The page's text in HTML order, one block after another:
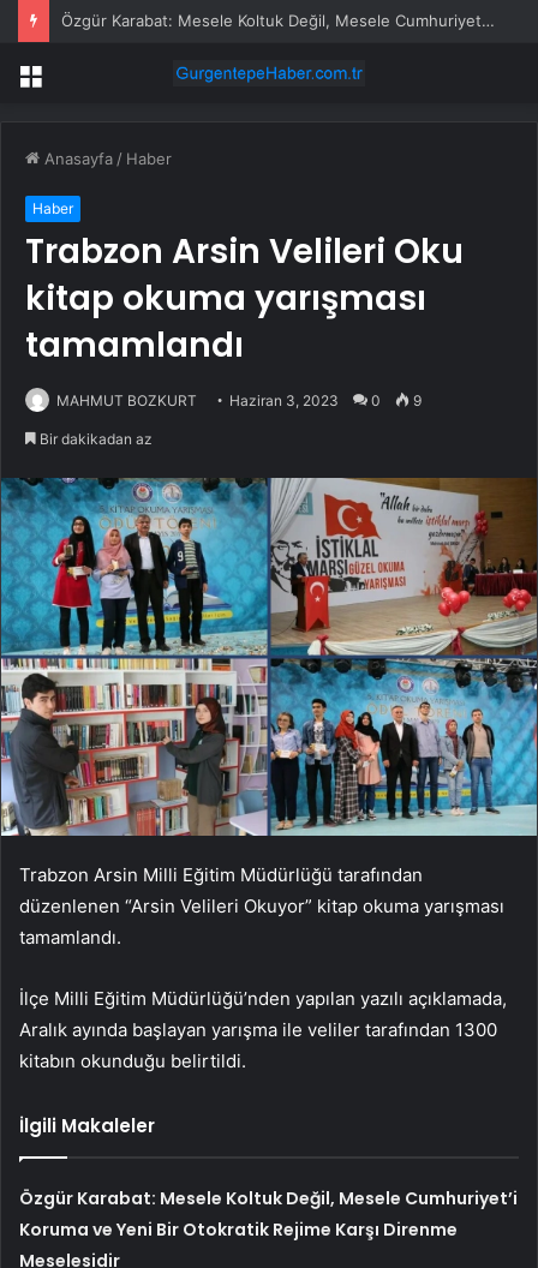
Özgür Karabat: Mesele Koltuk Değil, Mesele Cumhuriyet’i Koruma ve Yeni Bir Otokratik Rejime Karşı Direnme Meselesidir
Menü
Anasayfa / Haber
Haber
Trabzon Arsin Velileri Oku
kitap okuma yarışması
tamamlandı
MAHMUT BOZKURT Haziran 3, 2023 0 9
Bir dakikadan az
Trabzon Arsin Milli Eğitim Müdürlüğü tarafından
düzenlenen “Arsin Velileri Okuyor” kitap okuma yarışması
tamamlandı.
İlçe Milli Eğitim Müdürlüğü’nden yapılan yazılı açıklamada,
Aralık ayında başlayan yarışma ile veliler tarafından 1300
kitabın okunduğu belirtildi.
İlgili Makaleler
Özgür Karabat: Mesele Koltuk Değil, Mesele Cumhuriyet’i
Koruma ve Yeni Bir Otokratik Rejime Karşı Direnme
Meselesidir